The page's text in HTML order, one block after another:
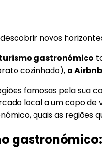
novos
gastronómico
cozinhado), a Airbnb
famosas pela sua
local a um copo de
quais as